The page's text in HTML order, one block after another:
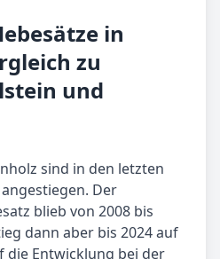
in
zu
und
sind in den letzten
Der
blieb von 2008 bis
dann aber bis 2024 auf
die Entwicklung bei der